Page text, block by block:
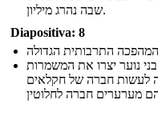
שבה נהרג מיליון.
Diapositiva: 8
המהפכה התרבותית הגדולה
נוער יצרו את המשמרות
לעשות חברה של חקלאים